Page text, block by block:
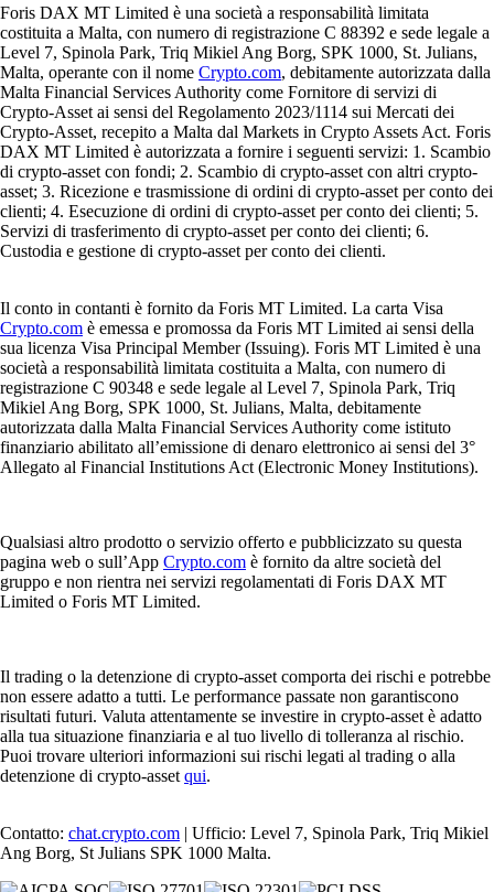
Foris DAX MT Limited è una società a responsabilità limitata
costituita a Malta, con numero di registrazione C 88392 e sede legale a
Level 7, Spinola Park, Triq Mikiel Ang Borg, SPK 1000, St. Julians,
Malta, operante con il nome Crypto.com, debitamente autorizzata dalla
Malta Financial Services Authority come Fornitore di servizi di
Crypto-Asset ai sensi del Regolamento 2023/1114 sui Mercati dei
Crypto-Asset, recepito a Malta dal Markets in Crypto Assets Act. Foris
DAX MT Limited è autorizzata a fornire i seguenti servizi: 1. Scambio
di crypto-asset con fondi; 2. Scambio di crypto-asset con altri crypto-
asset; 3. Ricezione e trasmissione di ordini di crypto-asset per conto dei
clienti; 4. Esecuzione di ordini di crypto-asset per conto dei clienti; 5.
Servizi di trasferimento di crypto-asset per conto dei clienti; 6.
Custodia e gestione di crypto-asset per conto dei clienti.
Il conto in contanti è fornito da Foris MT Limited. La carta Visa
Crypto.com è emessa e promossa da Foris MT Limited ai sensi della
sua licenza Visa Principal Member (Issuing). Foris MT Limited è una
società a responsabilità limitata costituita a Malta, con numero di
registrazione C 90348 e sede legale al Level 7, Spinola Park, Triq
Mikiel Ang Borg, SPK 1000, St. Julians, Malta, debitamente
autorizzata dalla Malta Financial Services Authority come istituto
finanziario abilitato all’emissione di denaro elettronico ai sensi del 3°
Allegato al Financial Institutions Act (Electronic Money Institutions).
Qualsiasi altro prodotto o servizio offerto e pubblicizzato su questa
pagina web o sull’App Crypto.com è fornito da altre società del
gruppo e non rientra nei servizi regolamentati di Foris DAX MT
Limited o Foris MT Limited.
Il trading o la detenzione di crypto-asset comporta dei rischi e potrebbe
non essere adatto a tutti. Le performance passate non garantiscono
risultati futuri. Valuta attentamente se investire in crypto-asset è adatto
alla tua situazione finanziaria e al tuo livello di tolleranza al rischio.
Puoi trovare ulteriori informazioni sui rischi legati al trading o alla
detenzione di crypto-asset qui.
Contatto: chat.crypto.com | Ufficio: Level 7, Spinola Park, Triq Mikiel
Ang Borg, St Julians SPK 1000 Malta.